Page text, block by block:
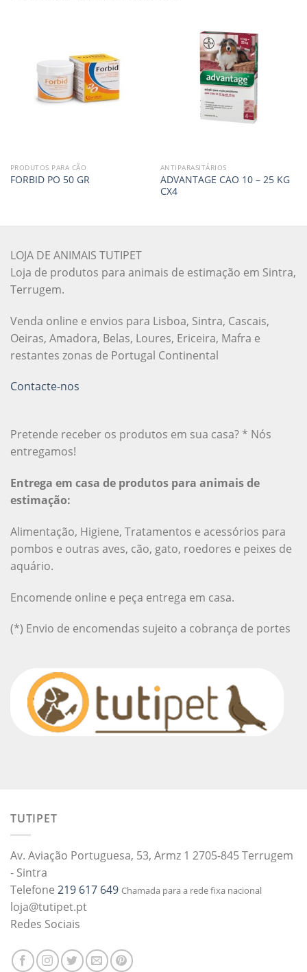
PRODUTOS PARA CÃO
FORBID PO 50 GR
ANTIPARASITÁRIOS
ADVANTAGE CAO 10 – 25 KG
CX4
LOJA DE ANIMAIS TUTIPET
Loja de produtos para animais de estimação em Sintra,
Terrugem.
Venda online e envios para Lisboa, Sintra, Cascais,
Oeiras, Amadora, Belas, Loures, Ericeira, Mafra e
restantes zonas de Portugal Continental
Contacte-nos
Pretende receber os produtos em sua casa? * Nós
entregamos!
Entrega em casa de produtos para animais de
estimação:
Alimentação, Higiene, Tratamentos e acessórios para
pombos e outras aves, cão, gato, roedores e peixes de
aquário.
Encomende online e peça entrega em casa.
(*) Envio de encomendas sujeito a cobrança de portes
TUTIPET
Av. Aviação Portuguesa, 53, Armz 1 2705-845 Terrugem
- Sintra
Telefone 219 617 649 Chamada para a rede fixa nacional
loja@tutipet.pt
Redes Sociais